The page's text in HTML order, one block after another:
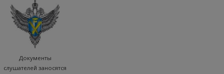
Документы
слушателей заносятся